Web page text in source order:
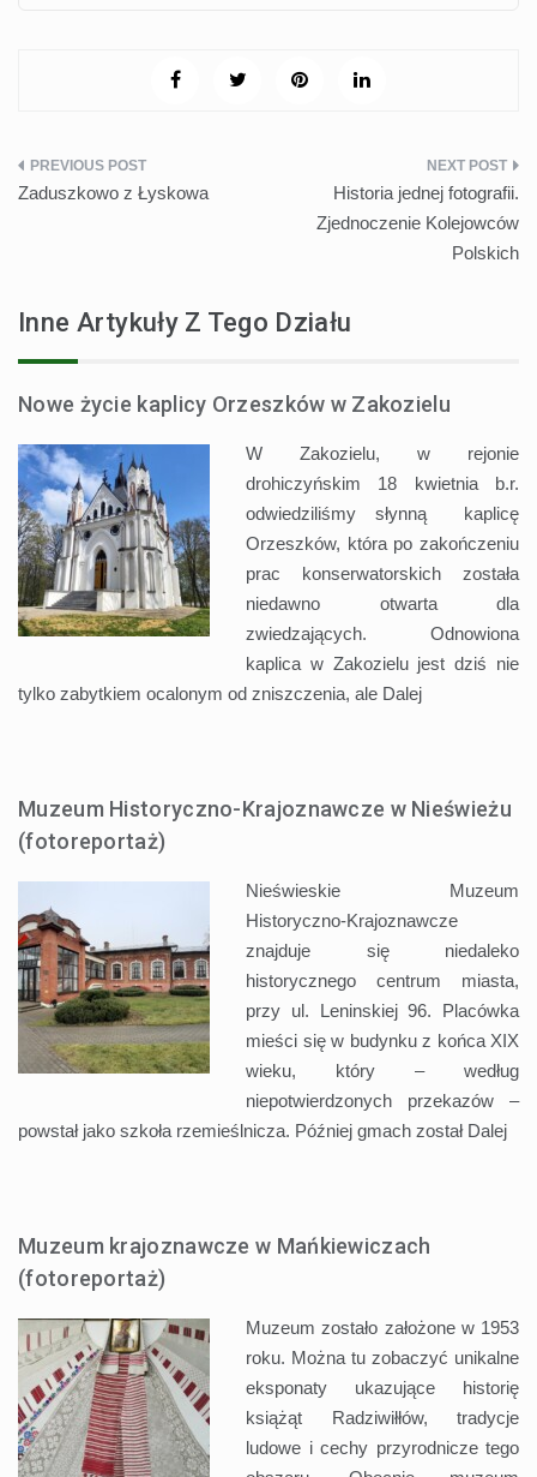
Nawigacja
Zaduszkowo z Łyskowa
Historia jednej fotografii.
Zjednoczenie Kolejowców
Polskich
Inne Artykuły Z Tego Działu
Nowe życie kaplicy Orzeszków w Zakozielu
W Zakozielu, w rejonie
drohiczyńskim 18 kwietnia b.r.
odwiedziliśmy słynną kaplicę
Orzeszków, która po zakończeniu
prac konserwatorskich została
niedawno otwarta dla
zwiedzających. Odnowiona
kaplica w Zakozielu jest dziś nie
tylko zabytkiem ocalonym od zniszczenia, ale Dalej
Muzeum Historyczno-Krajoznawcze w Nieświeżu
(fotoreportaż)
Nieświeskie Muzeum
Historyczno-Krajoznawcze
znajduje się niedaleko
historycznego centrum miasta,
przy ul. Leninskiej 96. Placówka
mieści się w budynku z końca XIX
wieku, który – według
niepotwierdzonych przekazów –
powstał jako szkoła rzemieślnicza. Później gmach został Dalej
Muzeum krajoznawcze w Mańkiewiczach
(fotoreportaż)
Muzeum zostało założone w 1953
roku. Można tu zobaczyć unikalne
eksponaty ukazujące historię
książąt Radziwiłłów, tradycje
ludowe i cechy przyrodnicze tego